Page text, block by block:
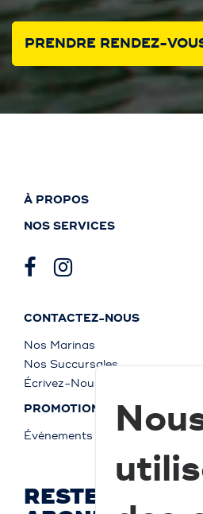
PRENDRE RENDEZ-
À PROPOS
NOS SERVICES
CONTACTEZ-NOUS
Nos Marinas
Nos Succursales
Écrivez-Nous
PROMOTIONS
Événements
RESTEZ À JOUR